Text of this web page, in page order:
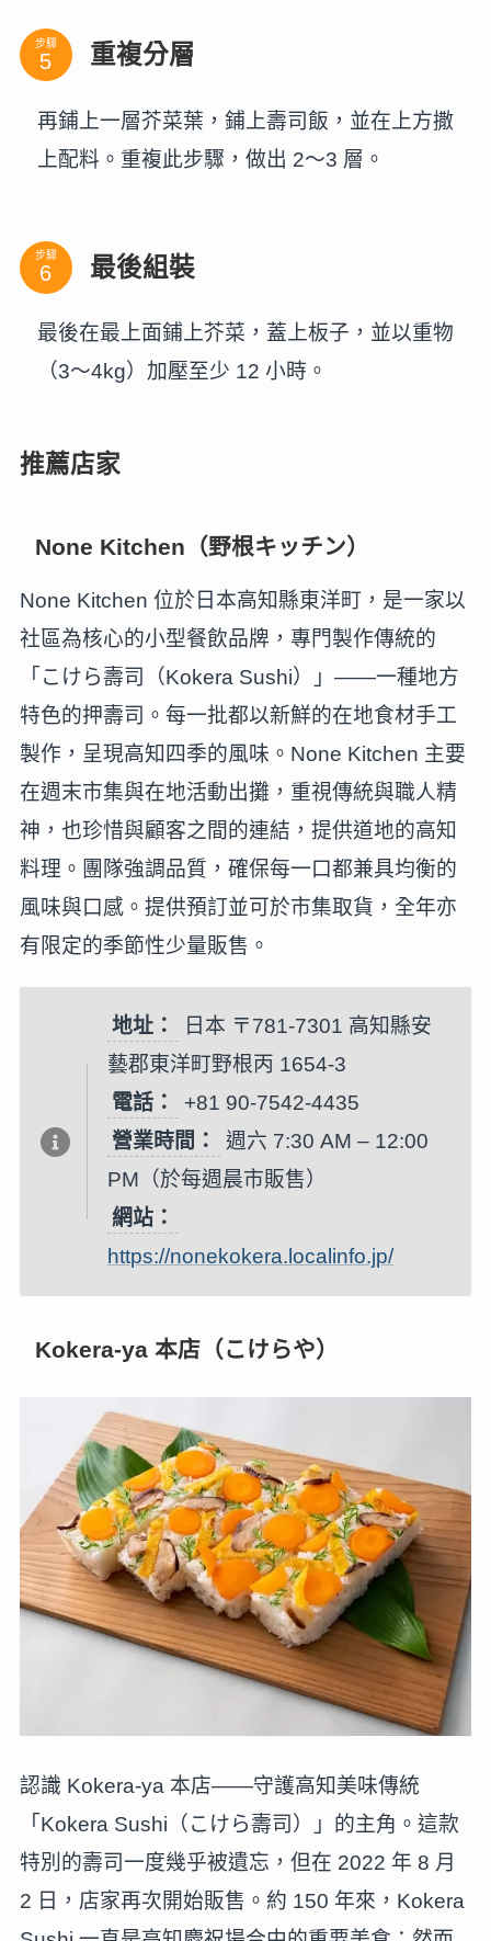
步驟 重複分層
再鋪上一層芥菜葉，鋪上壽司飯，並在上方撒
上配料。重複此步驟，做出 2～3 層。
步驟 最後組裝
最後在最上面鋪上芥菜，蓋上板子，並以重物
（3～4kg）加壓至少 12 小時。
推薦店家
None Kitchen（野根キッチン）
None Kitchen 位於日本高知縣東洋町，是一家以
社區為核心的小型餐飲品牌，專門製作傳統的
「こけら壽司（Kokera Sushi）」——一種地方
特色的押壽司。每一批都以新鮮的在地食材手工
製作，呈現高知四季的風味。None Kitchen 主要
在週末市集與在地活動出攤，重視傳統與職人精
神，也珍惜與顧客之間的連結，提供道地的高知
料理。團隊強調品質，確保每一口都兼具均衡的
風味與口感。提供預訂並可於市集取貨，全年亦
有限定的季節性少量販售。
地址：
日本 〒781-7301 高知縣安
藝郡東洋町野根丙 1654-3
電話：
+81 90-7542-4435
營業時間：
週六 7:30 AM – 12:00
PM（於每週晨市販售）
網站：
https://nonekokera.localinfo.jp/
Kokera-ya 本店（こけらや）
認識 Kokera-ya 本店——守護高知美味傳統
「Kokera Sushi（こけら壽司）」的主角。這款
特別的壽司一度幾乎被遺忘，但在 2022 年 8 月
2 日，店家再次開始販售。約 150 年來，Kokera